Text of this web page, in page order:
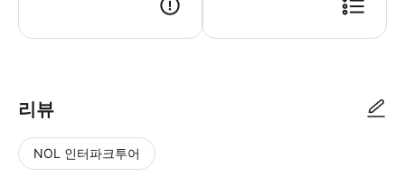
리뷰
NOL 인터파크투어